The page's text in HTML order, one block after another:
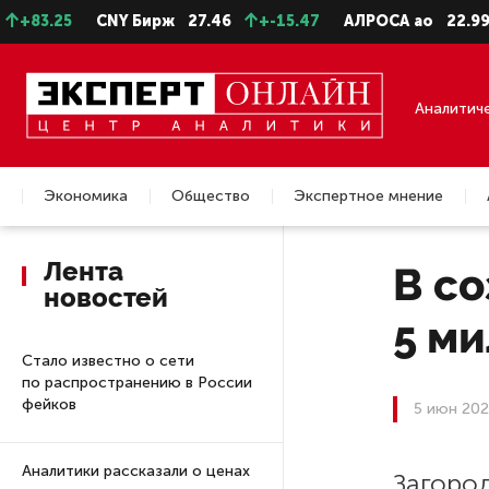
CNY Бирж 27.46 +-15.47 АЛРОСА ао 22.99
Экономика Общество Экспертное мнение
Недвижимость
Лента
новостей
Стало известно о сети
по распространению в России
фейков
Аналитики рассказали о ценах
В
5
5 июн